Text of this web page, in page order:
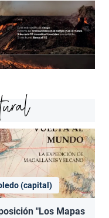
(capital)
"Los Mapas